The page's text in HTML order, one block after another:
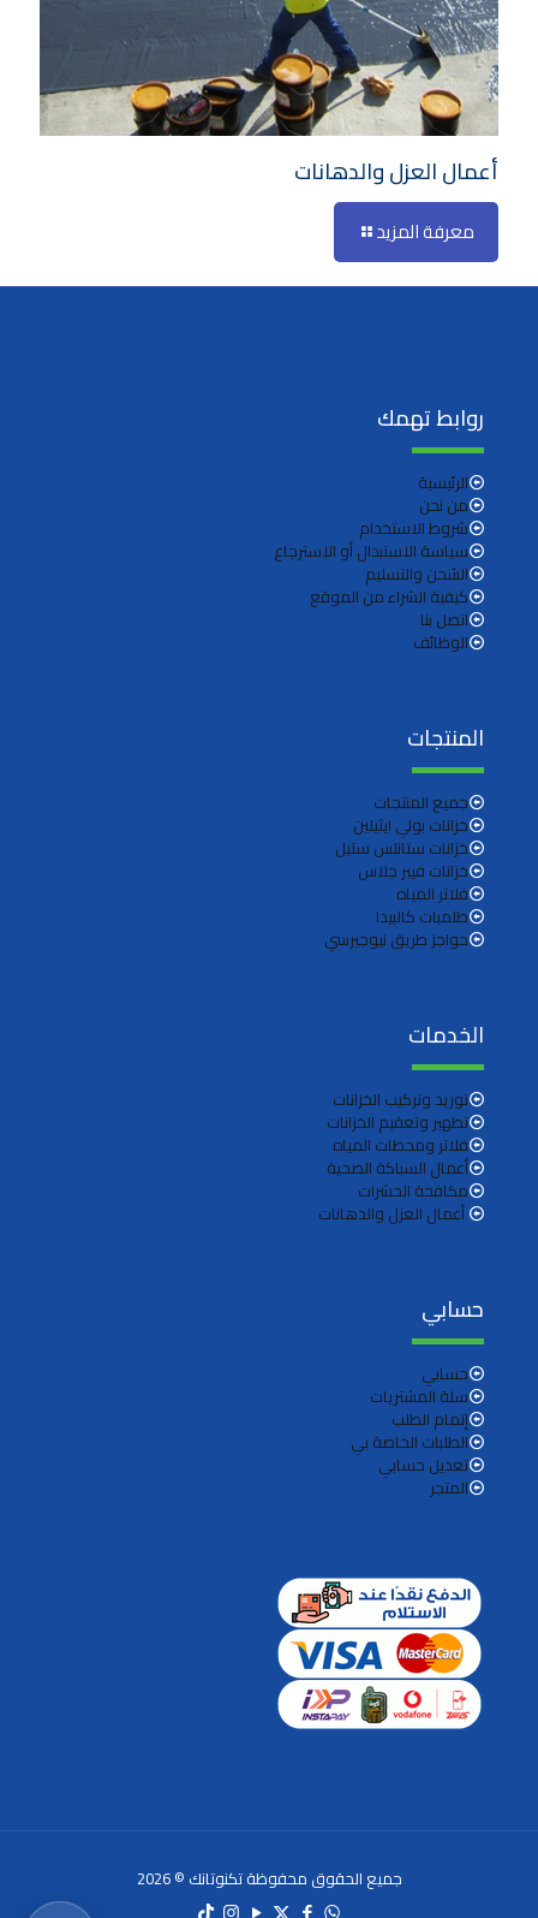
أعمال العزل والدهانات
معرفة المزيد
روابط تهمك
الرئيسية
من نحن
شروط الاستخدام
سياسة الاستبدال أو الاسترجاع
الشحن والتسليم
كيفية الشراء من الموقع
اتصل بنا
الوظائف
المنتجات
جميع المنتجات
خزانات بولي ايثيلين
خزانات ستانلس ستيل
خزانات فيبر جلاس
فلاتر المياه
طلمبات كالبيدا
حواجز طريق نيوجيرسي
الخدمات
توريد وتركيب الخزانات
تطهير وتعقيم الخزانات
فلاتر ومحطات المياه
أعمال السباكة الصحية
مكافحة الحشرات
أعمال العزل والدهانات
حسابي
حسابي
سلة المشتريات
إتمام الطلب
الطلبات الخاصة بي
تعديل حسابي
المتجر
جميع الحقوق محفوظة تكنوتانك © 2026